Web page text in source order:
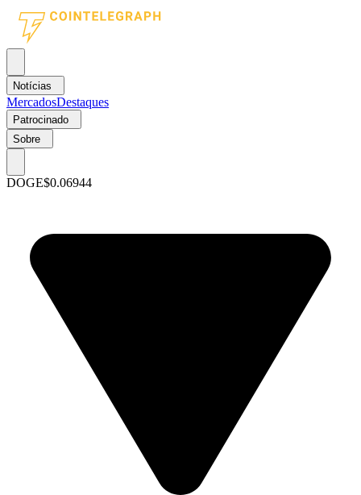
Notícias
MercadosDestaques
Patrocinado
Sobre
DOGE$0.06944